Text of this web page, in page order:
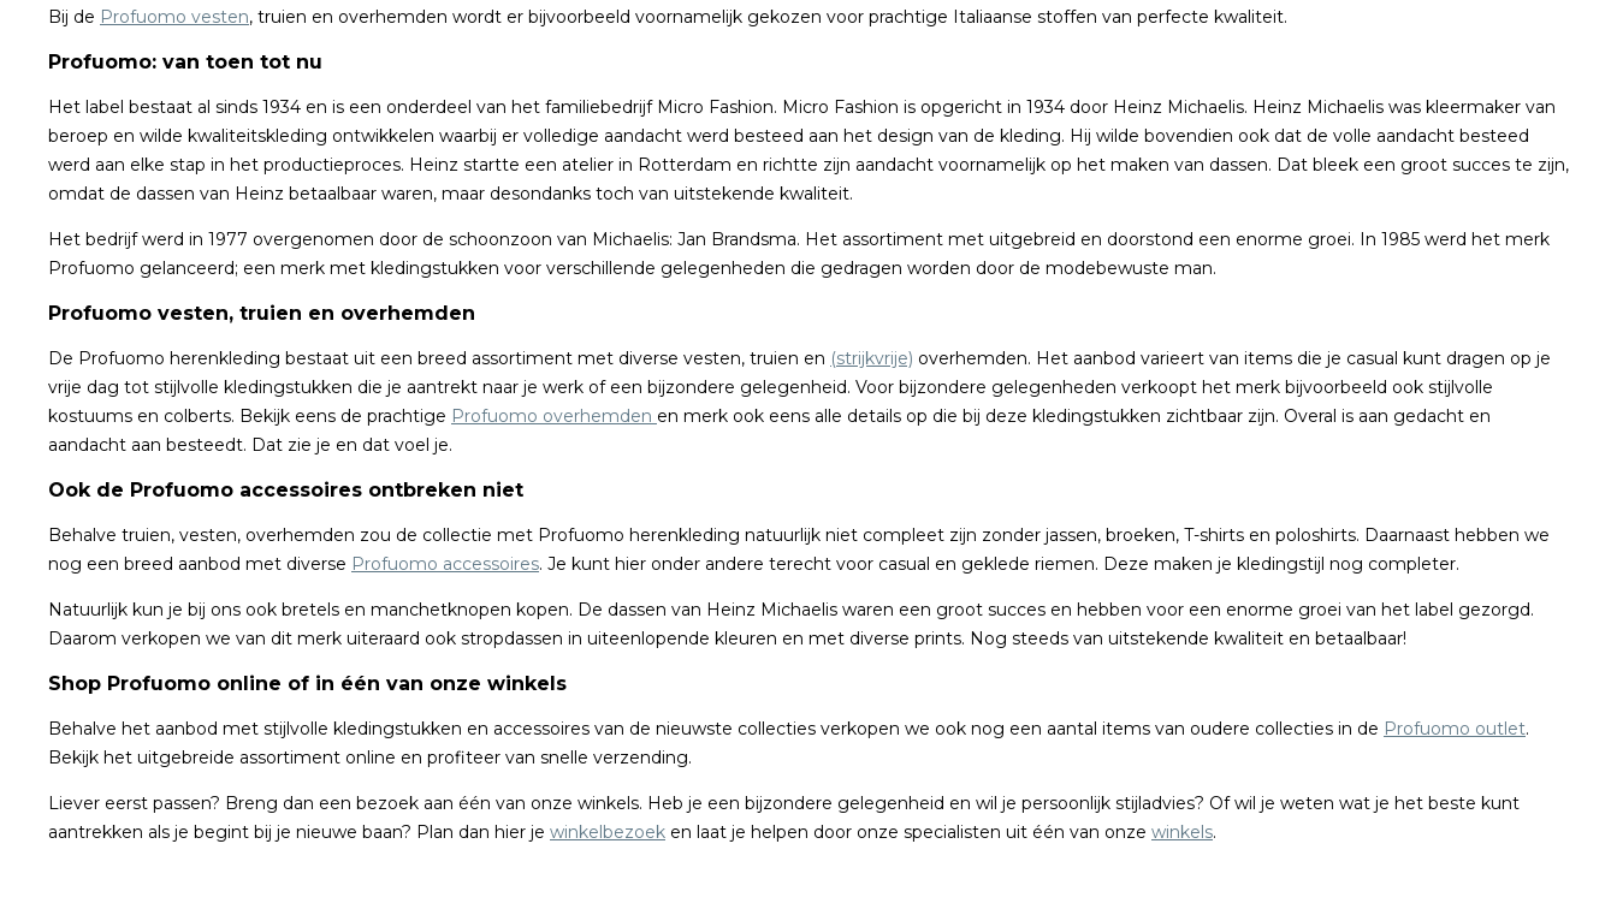
Bij de Profuomo vesten, truien en overhemden wordt er bijvoorbeeld voornamelijk gekozen voor prachtige Italiaanse stoffen van perfecte kwaliteit.
Profuomo: van toen tot nu
Het label bestaat al sinds 1934 en is een onderdeel van het familiebedrijf Micro Fashion. Micro Fashion is opgericht in 1934 door Heinz Michaelis. Heinz Michaelis was kleermaker van
beroep en wilde kwaliteitskleding ontwikkelen waarbij er volledige aandacht werd besteed aan het design van de kleding. Hij wilde bovendien ook dat de volle aandacht besteed
werd aan elke stap in het productieproces. Heinz startte een atelier in Rotterdam en richtte zijn aandacht voornamelijk op het maken van dassen. Dat bleek een groot succes te zijn,
omdat de dassen van Heinz betaalbaar waren, maar desondanks toch van uitstekende kwaliteit.
Het bedrijf werd in 1977 overgenomen door de schoonzoon van Michaelis: Jan Brandsma. Het assortiment met uitgebreid en doorstond een enorme groei. In 1985 werd het merk
Profuomo gelanceerd; een merk met kledingstukken voor verschillende gelegenheden die gedragen worden door de modebewuste man.
Profuomo vesten, truien en overhemden
De Profuomo herenkleding bestaat uit een breed assortiment met diverse vesten, truien en (strijkvrije) overhemden. Het aanbod varieert van items die je casual kunt dragen op je
vrije dag tot stijlvolle kledingstukken die je aantrekt naar je werk of een bijzondere gelegenheid. Voor bijzondere gelegenheden verkoopt het merk bijvoorbeeld ook stijlvolle
kostuums en colberts. Bekijk eens de prachtige Profuomo overhemden en merk ook eens alle details op die bij deze kledingstukken zichtbaar zijn. Overal is aan gedacht en
aandacht aan besteedt. Dat zie je en dat voel je.
Ook de Profuomo accessoires ontbreken niet
Behalve truien, vesten, overhemden zou de collectie met Profuomo herenkleding natuurlijk niet compleet zijn zonder jassen, broeken, T-shirts en poloshirts. Daarnaast hebben we
nog een breed aanbod met diverse Profuomo accessoires. Je kunt hier onder andere terecht voor casual en geklede riemen. Deze maken je kledingstijl nog completer.
Natuurlijk kun je bij ons ook bretels en manchetknopen kopen. De dassen van Heinz Michaelis waren een groot succes en hebben voor een enorme groei van het label gezorgd.
Daarom verkopen we van dit merk uiteraard ook stropdassen in uiteenlopende kleuren en met diverse prints. Nog steeds van uitstekende kwaliteit en betaalbaar!
Shop Profuomo online of in één van onze winkels
Behalve het aanbod met stijlvolle kledingstukken en accessoires van de nieuwste collecties verkopen we ook nog een aantal items van oudere collecties in de Profuomo outlet.
Bekijk het uitgebreide assortiment online en profiteer van snelle verzending.
Liever eerst passen? Breng dan een bezoek aan één van onze winkels. Heb je een bijzondere gelegenheid en wil je persoonlijk stijladvies? Of wil je weten wat je het beste kunt
aantrekken als je begint bij je nieuwe baan? Plan dan hier je winkelbezoek en laat je helpen door onze specialisten uit één van onze winkels.